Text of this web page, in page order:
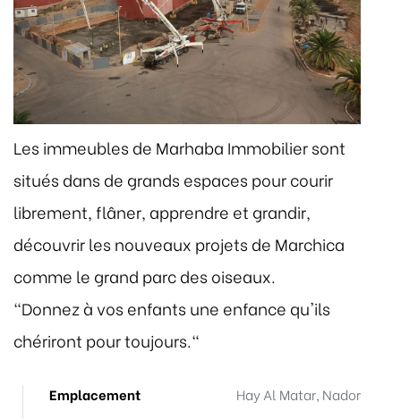
Les immeubles de Marhaba Immobilier sont
situés dans de grands espaces pour courir
librement, flâner, apprendre et grandir,
découvrir les nouveaux projets de Marchica
comme le grand parc des oiseaux.
"Donnez à vos enfants une enfance qu'ils
chériront pour toujours."
Emplacement
Hay Al Matar, Nador